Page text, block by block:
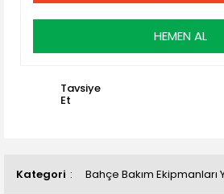
Kategori Bahçe Bakım Ekipmanları
HEMEN AL
Tavsiye
Et